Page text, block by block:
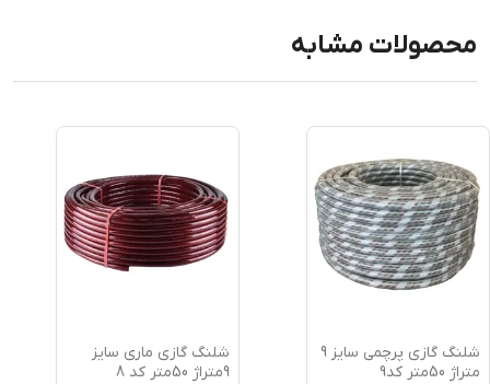
محصولات مشابه
شلنگ گازی پرچمی سایز 9
متراژ 50متر کد9
شلنگ گازی ماری سایز
9متراژ 50متر کد 8